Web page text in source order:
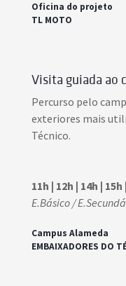
Oficina do projeto
TL MOTO
Visita guiada ao
Percurso pelo
exteriores mais
Técnico.
11h | 12h | 14h | 15h
E.Básico /
Campus Alameda
EMBAIXADORES DO